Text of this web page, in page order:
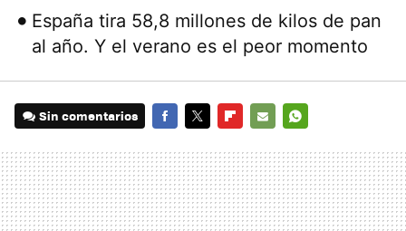
España tira 58,8 millones de kilos de pan
al año. Y el verano es el peor momento
Sin comentarios
MAIL